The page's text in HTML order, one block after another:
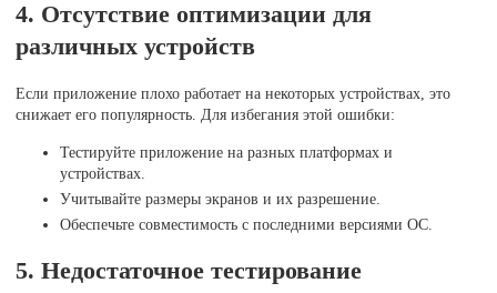
4. Отсутствие оптимизации для
различных устройств
Если приложение плохо работает на некоторых устройствах, это
снижает его популярность. Для избегания этой ошибки:
Тестируйте приложение на разных платформах и
устройствах.
Учитывайте размеры экранов и их разрешение.
Обеспечьте совместимость с последними версиями ОС.
5. Недостаточное тестирование